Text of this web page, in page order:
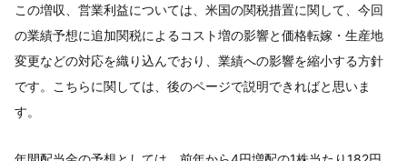
この増収、営業利益については、米国の関税措置に関して、今回
の業績予想に追加関税によるコスト増の影響と価格転嫁・生産地
変更などの対応を織り込んでおり、業績への影響を縮小する方針
です。こちらに関しては、後のページで説明できればと思いま
す。